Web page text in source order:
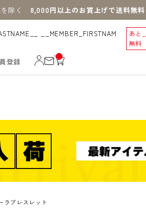
を除く 8,000円以上のお買上げで送料無料
__MEMBER_FIRSTNAM
あと
無料
登録
__
IT
_C
ラブレスレット